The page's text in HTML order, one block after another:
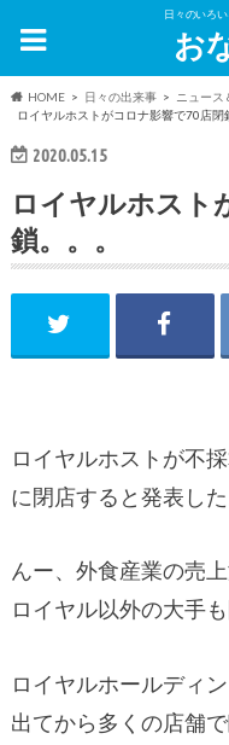
日々のいろ
お
HOME 日々の出来事
ニュース
ロイヤルホストがコロナ影響で70店閉
2020.05.15
ロイヤルホスト
鎖。。。
ロイヤルホストが不
に閉店すると発表した
んー、外食産業の売
ロイヤル以外の大手
ロイヤルホールディ
出てから多くの店舗